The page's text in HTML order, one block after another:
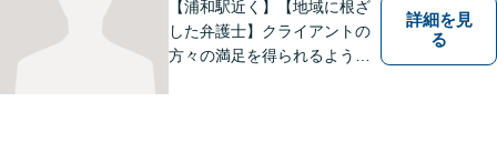
【浦和駅近く】【地域に根ざ
した弁護士】クライアントの
方々の満足を得られるよう最
詳細を見
る